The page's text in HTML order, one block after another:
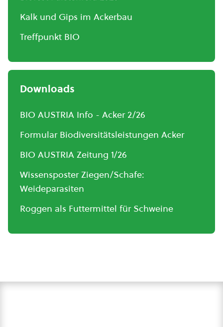
Kalk und Gips im Ackerbau
Treffpunkt BIO
Downloads
BIO AUSTRIA Info - Acker 2/26
Formular Biodiversitätsleistungen Acker
BIO AUSTRIA Zeitung 1/26
Wissensposter Ziegen/Schafe:
Weideparasiten
Roggen als Futtermittel für Schweine